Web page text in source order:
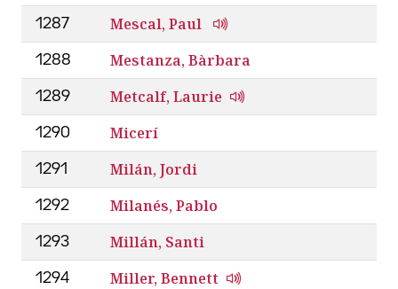
1287 Mescal, Paul
1288 Mestanza, Bàrbara
1289 Metcalf, Laurie
1290 Micerí
1291 Milán, Jordi
1292 Milanés, Pablo
1293 Millán, Santi
1294 Miller, Bennett